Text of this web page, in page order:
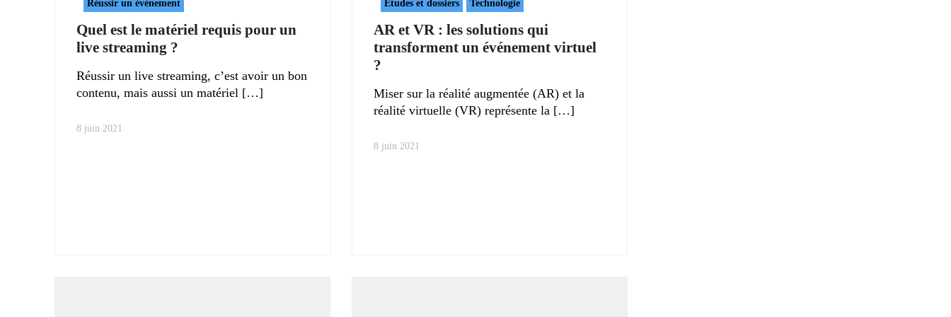
Réussir un événement
Quel est le matériel requis pour un
live streaming ?
Réussir un live streaming, c’est avoir un bon
contenu, mais aussi un matériel
8 juin 2021
Etudes et dossiers Technologie
AR et VR : les solutions qui
transforment un événement virtuel
?
Miser sur la réalité augmentée (AR) et la
réalité virtuelle (VR) représente la
8 juin 2021